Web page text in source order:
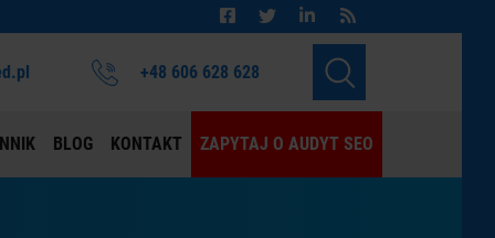
+48 606 628 628
BLOG KONTAKT ZAPYTAJ O AUDYT SEO